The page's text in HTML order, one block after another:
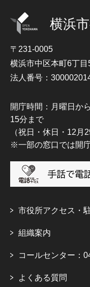
横浜
〒231-0005
横浜市中区本町6丁
法人番号：
開庁時間：月曜日か
15分まで
（祝日・休日・12月
※一部の窓口では開
市役所アクセス・
組織案内
コールセンター：
よくある質問